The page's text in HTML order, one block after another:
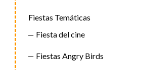
Fiestas Temáticas
Fiesta del cine
Fiestas Angry Birds